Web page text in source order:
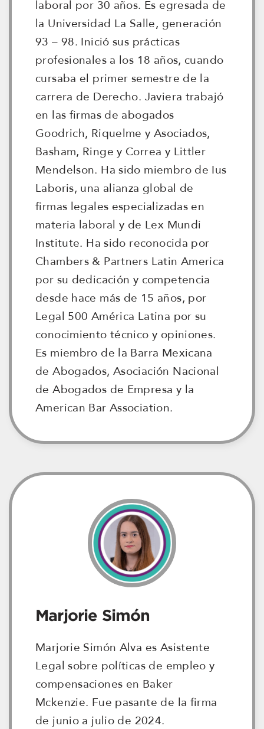
laboral por 30 años. Es egresada de
la Universidad La Salle, generación
93 – 98. Inició sus prácticas
profesionales a los 18 años, cuando
cursaba el primer semestre de la
carrera de Derecho. Javiera trabajó
en las firmas de abogados
Goodrich, Riquelme y Asociados,
Basham, Ringe y Correa y Littler
Mendelson. Ha sido miembro de Ius
Laboris, una alianza global de
firmas legales especializadas en
materia laboral y de Lex Mundi
Institute. Ha sido reconocida por
Chambers & Partners Latin America
por su dedicación y competencia
desde hace más de 15 años, por
Legal 500 América Latina por su
conocimiento técnico y opiniones.
Es miembro de la Barra Mexicana
de Abogados, Asociación Nacional
de Abogados de Empresa y la
American Bar Association.
Marjorie Simón
Marjorie Simón Alva es Asistente
Legal sobre políticas de empleo y
compensaciones en Baker
Mckenzie. Fue pasante de la firma
de junio a julio de 2024.